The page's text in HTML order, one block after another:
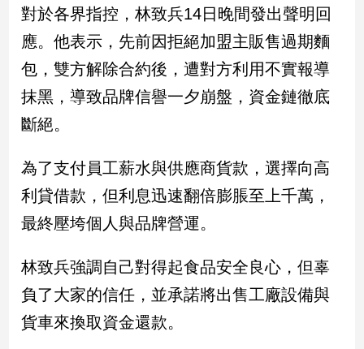
毒
專
區
南
台
觀
點
南
灣
觀
點
對於各界指控，林致兵14日晚間發出聲明回
應。他表示，先前因拒絕加盟主販售過期麵
包，雙方解除合約後，遭對方利用不實報導
抹黑，導致品牌信譽一夕崩盤，資金鏈徹底
斷絕。
為了支付員工薪水與供應商貨款，選擇向高
利貸借款，但利息迅速翻倍膨脹至上千萬，
最終壓垮個人與品牌營運。
林致兵強調自己對得起食品安全良心，但辜
負了大家的信任，並承諾將出售工廠設備與
貨車來換取資金還款。